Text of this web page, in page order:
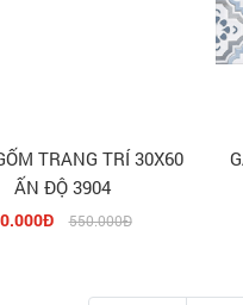
TRANG TRÍ 30X60
ẤN ĐỘ 3904
550.000Đ